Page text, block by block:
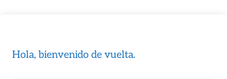
Hola, bienvenido de vuelta.